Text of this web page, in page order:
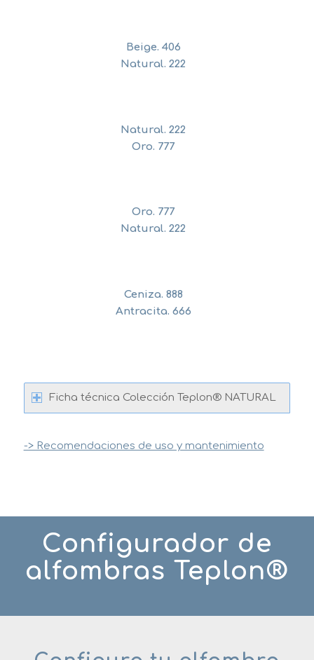
Beige. 406
Natural. 222
Natural. 222
Oro. 777
Oro. 777
Natural. 222
Ceniza. 888
Antracita. 666
Ficha técnica Colección Teplon® NATURAL
-> Recomendaciones de uso y mantenimiento
Configurador de
alfombras Teplon®